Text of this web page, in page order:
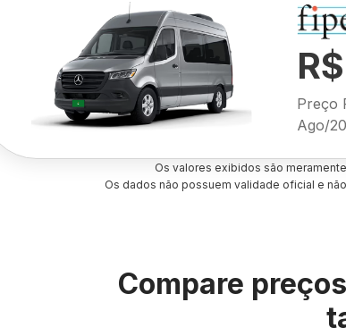
Preço
Ago/
Os valores exibidos são
Os dados não possuem validade oficial e
Compare